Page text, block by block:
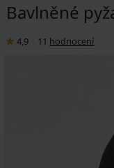
Bavlněné
4,9 11 hodnocení